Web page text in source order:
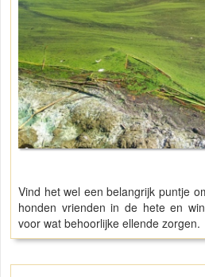
Vind het wel een belangrijk puntje
honden vrienden in de hete en
voor wat behoorlijke ellende zorgen.